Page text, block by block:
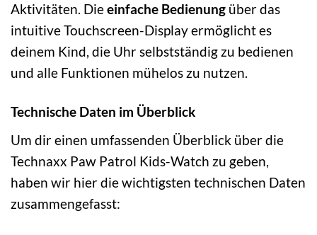
Aktivitäten. Dieeinfache Bedienung über das
intuitive Touchscreen-Display ermöglicht es
deinem Kind, die Uhr selbstständig zu bedienen
und alle Funktionen mühelos zu nutzen.
Technische Daten im Überblick
Um dir einen umfassenden Überblick über die
Technaxx Paw Patrol Kids-Watch zu geben,
haben wir hier die wichtigsten technischen Daten
zusammengefasst: